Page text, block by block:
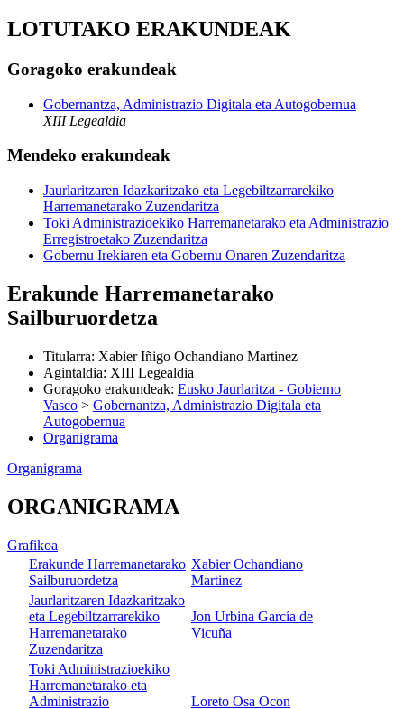
LOTUTAKO ERAKUNDEAK
Goragoko erakundeak
Gobernantza, Administrazio Digitala eta Autogobernua
XIII Legealdia
Mendeko erakundeak
Jaurlaritzaren Idazkaritzako eta Legebiltzarrarekiko
Harremanetarako Zuzendaritza
Toki Administrazioekiko Harremanetarako eta Administrazio
Erregistroetako Zuzendaritza
Gobernu Irekiaren eta Gobernu Onaren Zuzendaritza
Erakunde Harremanetarako
Sailburuordetza
Titularra: Xabier Iñigo Ochandiano Martinez
Agintaldia: XIII Legealdia
Goragoko erakundeak: Eusko Jaurlaritza - Gobierno
Vasco > Gobernantza, Administrazio Digitala eta
Autogobernua
Organigrama
Organigrama
ORGANIGRAMA
Grafikoa
Erakunde Harremanetarako
Sailburuordetza
Xabier Ochandiano
Martinez
Jaurlaritzaren Idazkaritzako
eta Legebiltzarrarekiko
Harremanetarako
Zuzendaritza
Jon Urbina García de
Vicuña
Toki Administrazioekiko
Harremanetarako eta
Administrazio
Loreto Osa Ocon